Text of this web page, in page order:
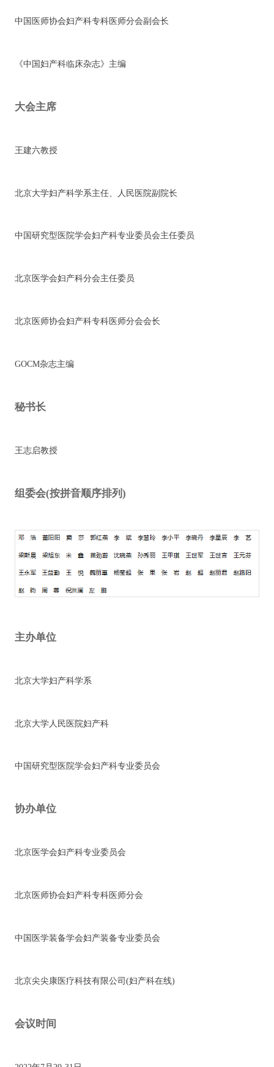
中国医师协会妇产科专科医师分会副会长
《中国妇产科临床杂志》主编
大会主席
王建六教授
北京大学妇产科学系主任、人民医院副院长
中国研究型医院学会妇产科专业委员会主任委员
北京医学会妇产科分会主任委员
北京医师协会妇产科专科医师分会会长
GOCM杂志主编
秘书长
王志启教授
组委会(按拼音顺序排列)
主办单位
北京大学妇产科学系
北京大学人民医院妇产科
中国研究型医院学会妇产科专业委员会
协办单位
北京医学会妇产科专业委员会
北京医师协会妇产科专科医师分会
中国医学装备学会妇产装备专业委员会
北京尖尖康医疗科技有限公司(妇产科在线)
会议时间